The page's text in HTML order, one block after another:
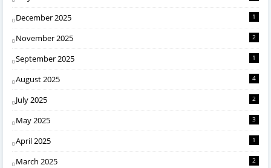
December 2025 1
November 2025 2
September 2025 1
August 2025 4
July 2025 2
May 2025 3
April 2025 1
March 2025 2